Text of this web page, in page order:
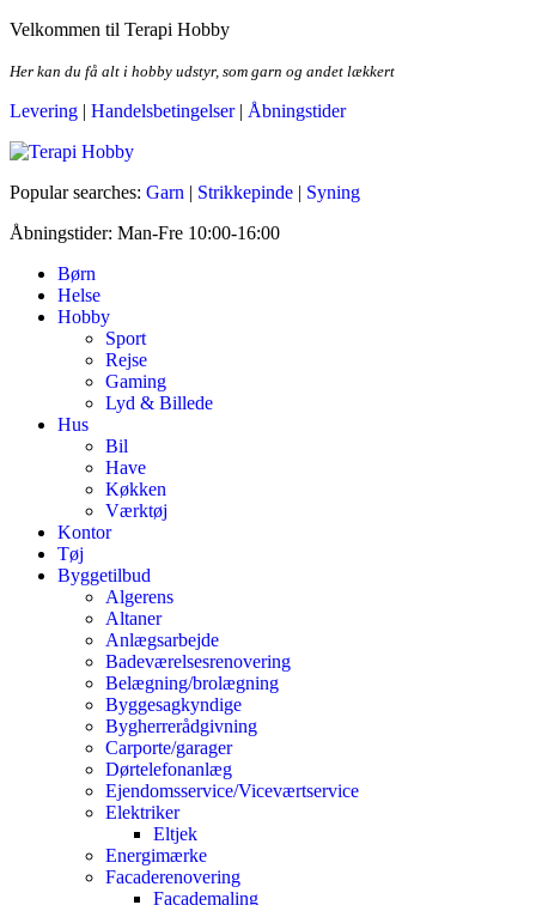
Skip
the
Velkommen til Terapi Hobby
Her kan du få alt i hobby udstyr, som garn og andet lækkert
Levering | Handelsbetingelser| Åbningstider
Terapi Hobby
Popular searches: Garn | Strikkepinde | Syning
Åbningstider: Man-Fre 10:00-16:00
Børn
Helse
Hobby
Sport
Rejse
Gaming
Lyd & Billede
Hus
Bil
Have
Køkken
Værktøj
Kontor
Tøj
Byggetilbud
Algerens
Altaner
Anlægsarbejde
Badeværelsesrenovering
Belægning/brolægning
Byggesagkyndige
Bygherrerådgivning
Carporte/garager
Dørtelefonanlæg
Ejendomsservice/Viceværtservice
Elektriker
Eltjek
Energimærke
Facaderenovering
Facademaling